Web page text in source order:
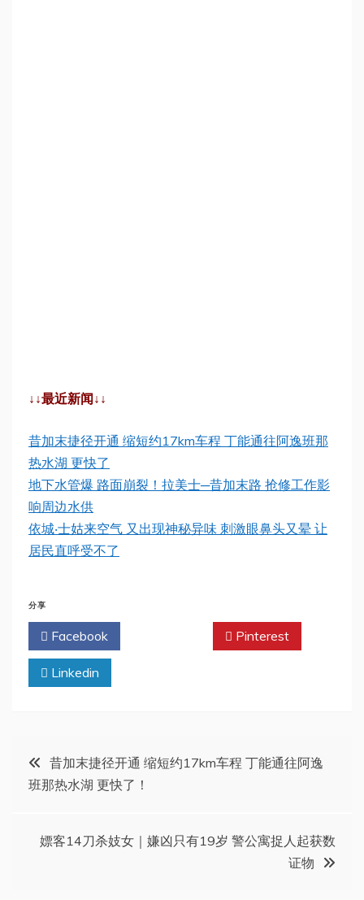
↓↓最近新闻↓↓
昔加末捷径开通 缩短约17km车程 丁能通往阿逸班那
热水湖 更快了
地下水管爆 路面崩裂！拉美士─昔加末路 抢修工作影
响周边水供
依城‧士姑来空气 又出现神秘异味 刺激眼鼻头又晕 让
居民直呼受不了
分享
Facebook Pinterest
Linkedin
文
章
昔加末捷径开通 缩短约17km车程 丁能通往阿逸
班那热水湖 更快了！
嫖客14刀杀妓女｜嫌凶只有19岁 警公寓捉人起获数
证物